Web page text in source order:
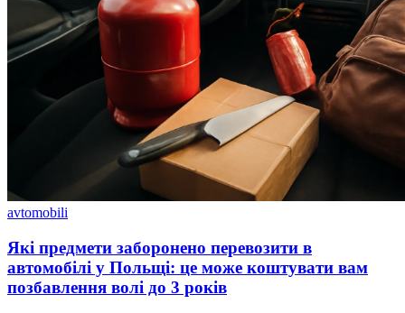
avtomobili
Які предмети заборонено перевозити в
автомобілі у Польщі: це може коштувати вам
позбавлення волі до 3 років